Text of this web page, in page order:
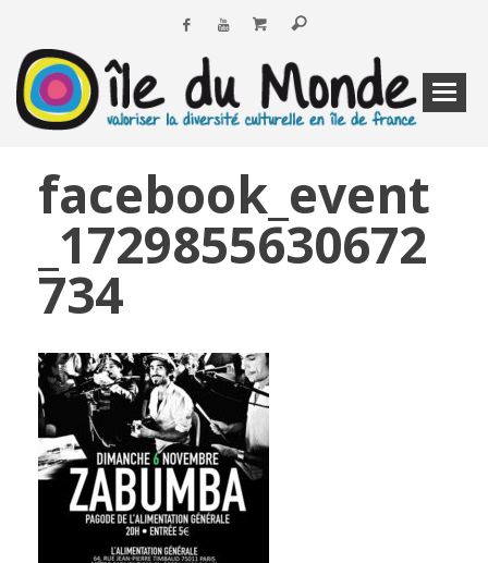
facebook_event
_1729855630672
734